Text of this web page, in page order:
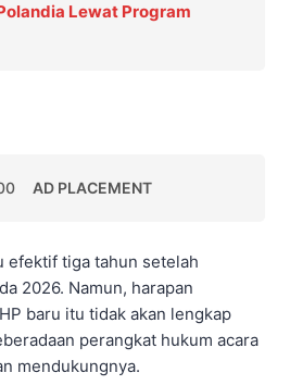
Lewat Program
AD PLACEMENT
efektif tiga tahun setelah
2026. Namun, harapan
baru itu tidak akan lengkap
perangkat hukum acara
mendukungnya.